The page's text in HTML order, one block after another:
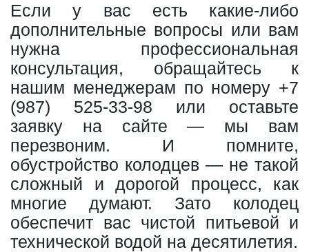
Если у вас есть какие-либо
дополнительные вопросы или вам
нужна профессиональная
консультация, обращайтесь к
нашим менеджерам по номеру +7
(987) 525-33-98 или оставьте
заявку на сайте — мы вам
перезвоним. И помните,
обустройство колодцев — не такой
сложный и дорогой процесс, как
многие думают. Зато колодец
обеспечит вас чистой питьевой и
технической водой на десятилетия.